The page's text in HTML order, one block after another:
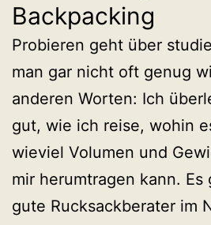
Backpacking
Probieren geht über
man gar nicht oft genug
anderen Worten: Ich
gut, wie ich reise, wohin
wieviel Volumen und
mir herumtragen kann. Es
gute Rucksackberater im